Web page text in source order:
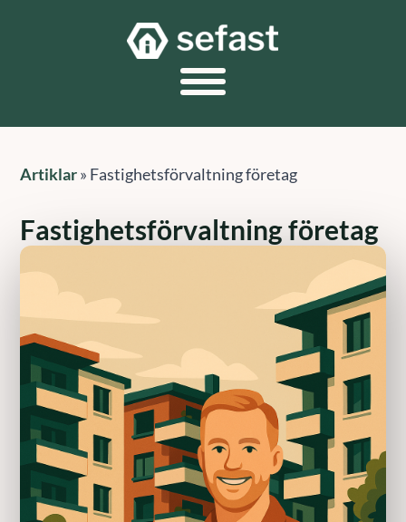
Artiklar» Fastighetsförvaltning företag
Fastighetsförvaltning företag